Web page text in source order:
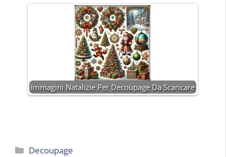
Immagini Natalizie Per Decoupage Da Scaricare
Categorie
Decoupage